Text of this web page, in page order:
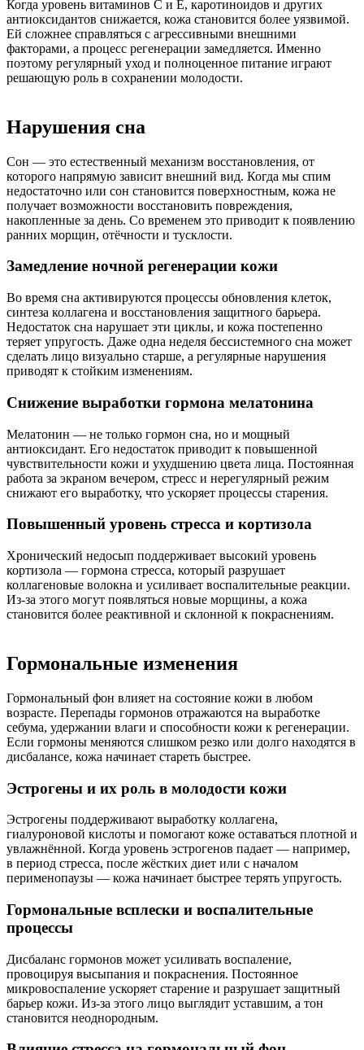
Когда уровень витаминов C и E, каротиноидов и других
антиоксидантов снижается, кожа становится более уязвимой.
Ей сложнее справляться с агрессивными внешними
факторами, а процесс регенерации замедляется. Именно
поэтому регулярный уход и полноценное питание играют
решающую роль в сохранении молодости.
Нарушения сна
Сон — это естественный механизм восстановления, от
которого напрямую зависит внешний вид. Когда мы спим
недостаточно или сон становится поверхностным, кожа не
получает возможности восстановить повреждения,
накопленные за день. Со временем это приводит к появлению
ранних морщин, отёчности и тусклости.
Замедление ночной регенерации кожи
Во время сна активируются процессы обновления клеток,
синтеза коллагена и восстановления защитного барьера.
Недостаток сна нарушает эти циклы, и кожа постепенно
теряет упругость. Даже одна неделя бессистемного сна может
сделать лицо визуально старше, а регулярные нарушения
приводят к стойким изменениям.
Снижение выработки гормона мелатонина
Мелатонин — не только гормон сна, но и мощный
антиоксидант. Его недостаток приводит к повышенной
чувствительности кожи и ухудшению цвета лица. Постоянная
работа за экраном вечером, стресс и нерегулярный режим
снижают его выработку, что ускоряет процессы старения.
Повышенный уровень стресса и кортизола
Хронический недосып поддерживает высокий уровень
кортизола — гормона стресса, который разрушает
коллагеновые волокна и усиливает воспалительные реакции.
Из-за этого могут появляться новые морщины, а кожа
становится более реактивной и склонной к покраснениям.
Гормональные изменения
Гормональный фон влияет на состояние кожи в любом
возрасте. Перепады гормонов отражаются на выработке
себума, удержании влаги и способности кожи к регенерации.
Если гормоны меняются слишком резко или долго находятся в
дисбалансе, кожа начинает стареть быстрее.
Эстрогены и их роль в молодости кожи
Эстрогены поддерживают выработку коллагена,
гиалуроновой кислоты и помогают коже оставаться плотной и
увлажнённой. Когда уровень эстрогенов падает — например,
в период стресса, после жёстких диет или с началом
перименопаузы — кожа начинает быстрее терять упругость.
Гормональные всплески и воспалительные
процессы
Дисбаланс гормонов может усиливать воспаление,
провоцируя высыпания и покраснения. Постоянное
микровоспаление ускоряет старение и разрушает защитный
барьер кожи. Из-за этого лицо выглядит уставшим, а тон
становится неоднородным.